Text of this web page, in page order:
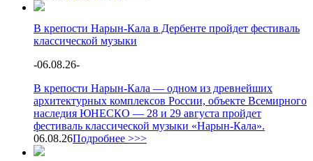
В крепости Нарын-Кала в Дербенте пройдет фестиваль
классической музыки
-06.08.26-
В крепости Нарын-Кала — одном из древнейших
архитектурных комплексов России, объекте Всемирного
наследия ЮНЕСКО — 28 и 29 августа пройдет
фестиваль классической музыки «Нарын-Кала».
06.08.26Подробнее >>>